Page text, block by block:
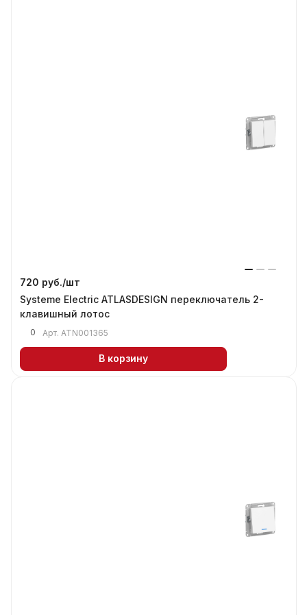
720 руб./шт
Systeme Electric ATLASDESIGN переключатель 2-
клавишный лотос
0 Арт. ATN001365
В корзину